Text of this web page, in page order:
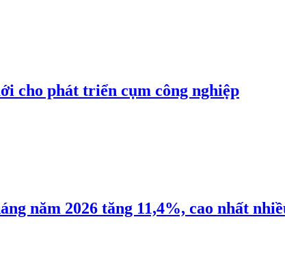
cho phát triển cụm công nghiệp
năm 2026 tăng 11,4%, cao nhất